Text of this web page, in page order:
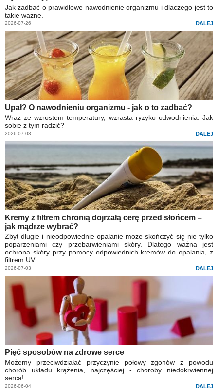
Jak zadbać o prawidłowe nawodnienie organizmu i dlaczego jest to
takie ważne.
2026-07-26 DALEJ
Upał? O nawodnieniu organizmu - jak o to zadbać?
Wraz ze wzrostem temperatury, wzrasta ryzyko odwodnienia. Jak
sobie z tym radzić?
2026-07-03 DALEJ
Kremy z filtrem chronią dojrzałą cerę przed słońcem –
jak mądrze wybrać?
Zbyt długie i nieodpowiednie opalanie może skończyć się nie tylko
poparzeniami czy przebarwieniami skóry. Dlatego ważna jest
ochrona skóry przy pomocy odpowiednich kremów do opalania, z
filtrem UV.
2026-07-03 DALEJ
Pięć sposobów na zdrowe serce
Możemy przeciwdziałać przyczynie połowy zgonów z powodu
chorób układu krążenia, najczęściej - choroby niedokrwiennej
serca!
2026-06-04 DALEJ